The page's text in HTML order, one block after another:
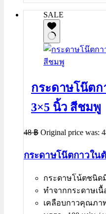
SALE
กระดาษโน๊ตก
3×5 นิ้ว สีชมพู
48฿ Original price was:
กระดาษโน๊ตกาวใน
กระดาษโน้ตชนิด
ทำจากกระดาษเ
เคลือบกาวคุณภา